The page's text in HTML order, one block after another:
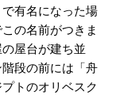
有名になった場
の名前がつきま
屋台が建ち並
段の前には「舟
トのオリベスク